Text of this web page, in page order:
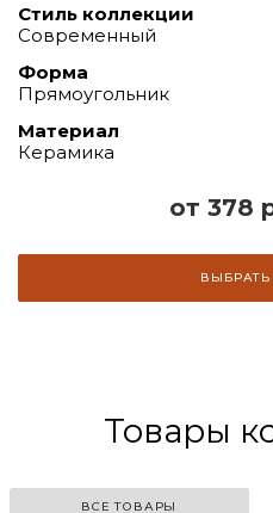
от 378
ВЫБРАТЬ
Стиль коллекции
Современный
Форма
Прямоугольник
Материал
Керамика
Товары
ВСЕ ТОВАРЫ